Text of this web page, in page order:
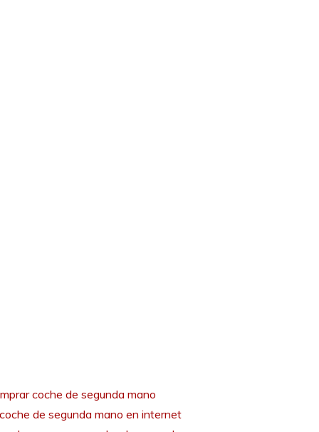
coche de segunda mano
de segunda mano en internet